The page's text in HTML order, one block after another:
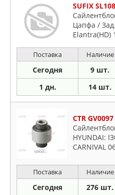
SUFIX
Цапфа /
Elantra(HD)
Поставка Наличие
Сегодня 9 шт.
1 дн. 14 шт.
CTR GV0097
HYUNDAI:
CARNIVAL
Поставка Наличие
Сегодня 276 шт.